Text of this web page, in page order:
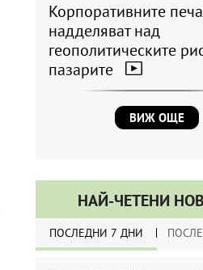
Корпоративните
надделяват над
геополитическите
пазарите
ВИЖ ОЩЕ
НАЙ-ЧЕТЕНИ
ПОСЛЕДНИ 7 ДНИ